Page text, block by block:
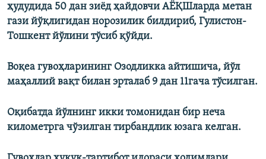
ҳудудида 50 дан зиёд ҳайдовчи АЁҚШларда метан
гази йўқлигидан норозилик билдириб, Гулистон-
Тошкент йўлини тўсиб қўйди.
Воқеа гувоҳларининг Озодликка айтишича, йўл
маҳаллий вақт билан эрталаб 9 дан 11гача тўсилган.
Оқибатда йўлнинг икки томонидан бир неча
километрга чўзилган тирбандлик юзага келган.